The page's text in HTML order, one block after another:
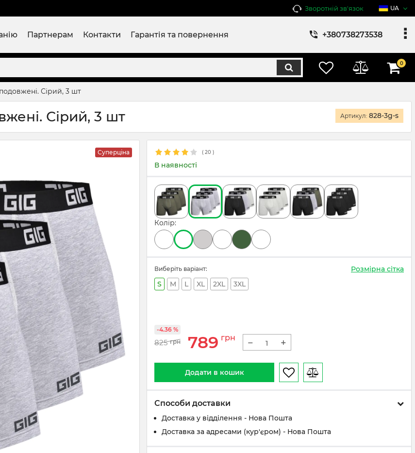
Зворотній зв'язок UA
Партнерам Контакти Гарантія та повернення +380738273538
0
Сірий, 3 шт
Сірий, 3 шт Артикул: 828-3g-s
Суперціна ( 20 )
В наявності
Колір:
Виберіть варіант:
S M L XL 2XL 3XL
Розмірна сітка
825 грн 789 грн
-4.36 %
− +
Додати в кошик
Способи доставки
Доставка у відділення - Нова Пошта
Доставка за адресами (кур'єром) - Нова Пошта